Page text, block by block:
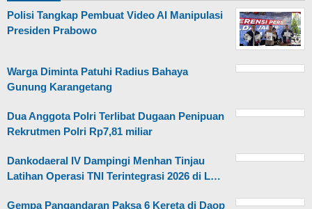
Polisi Tangkap Pembuat Video AI Manipulasi
Presiden Prabowo
Warga Diminta Patuhi Radius Bahaya
Gunung Karangetang
Dua Anggota Polri Terlibat Dugaan Penipuan
Rekrutmen Polri Rp7,81 miliar
Dankodaeral IV Dampingi Menhan Tinjau
Latihan Operasi TNI Terintegrasi 2026 di L…
Gempa Pangandaran Paksa 6 Kereta di Daop